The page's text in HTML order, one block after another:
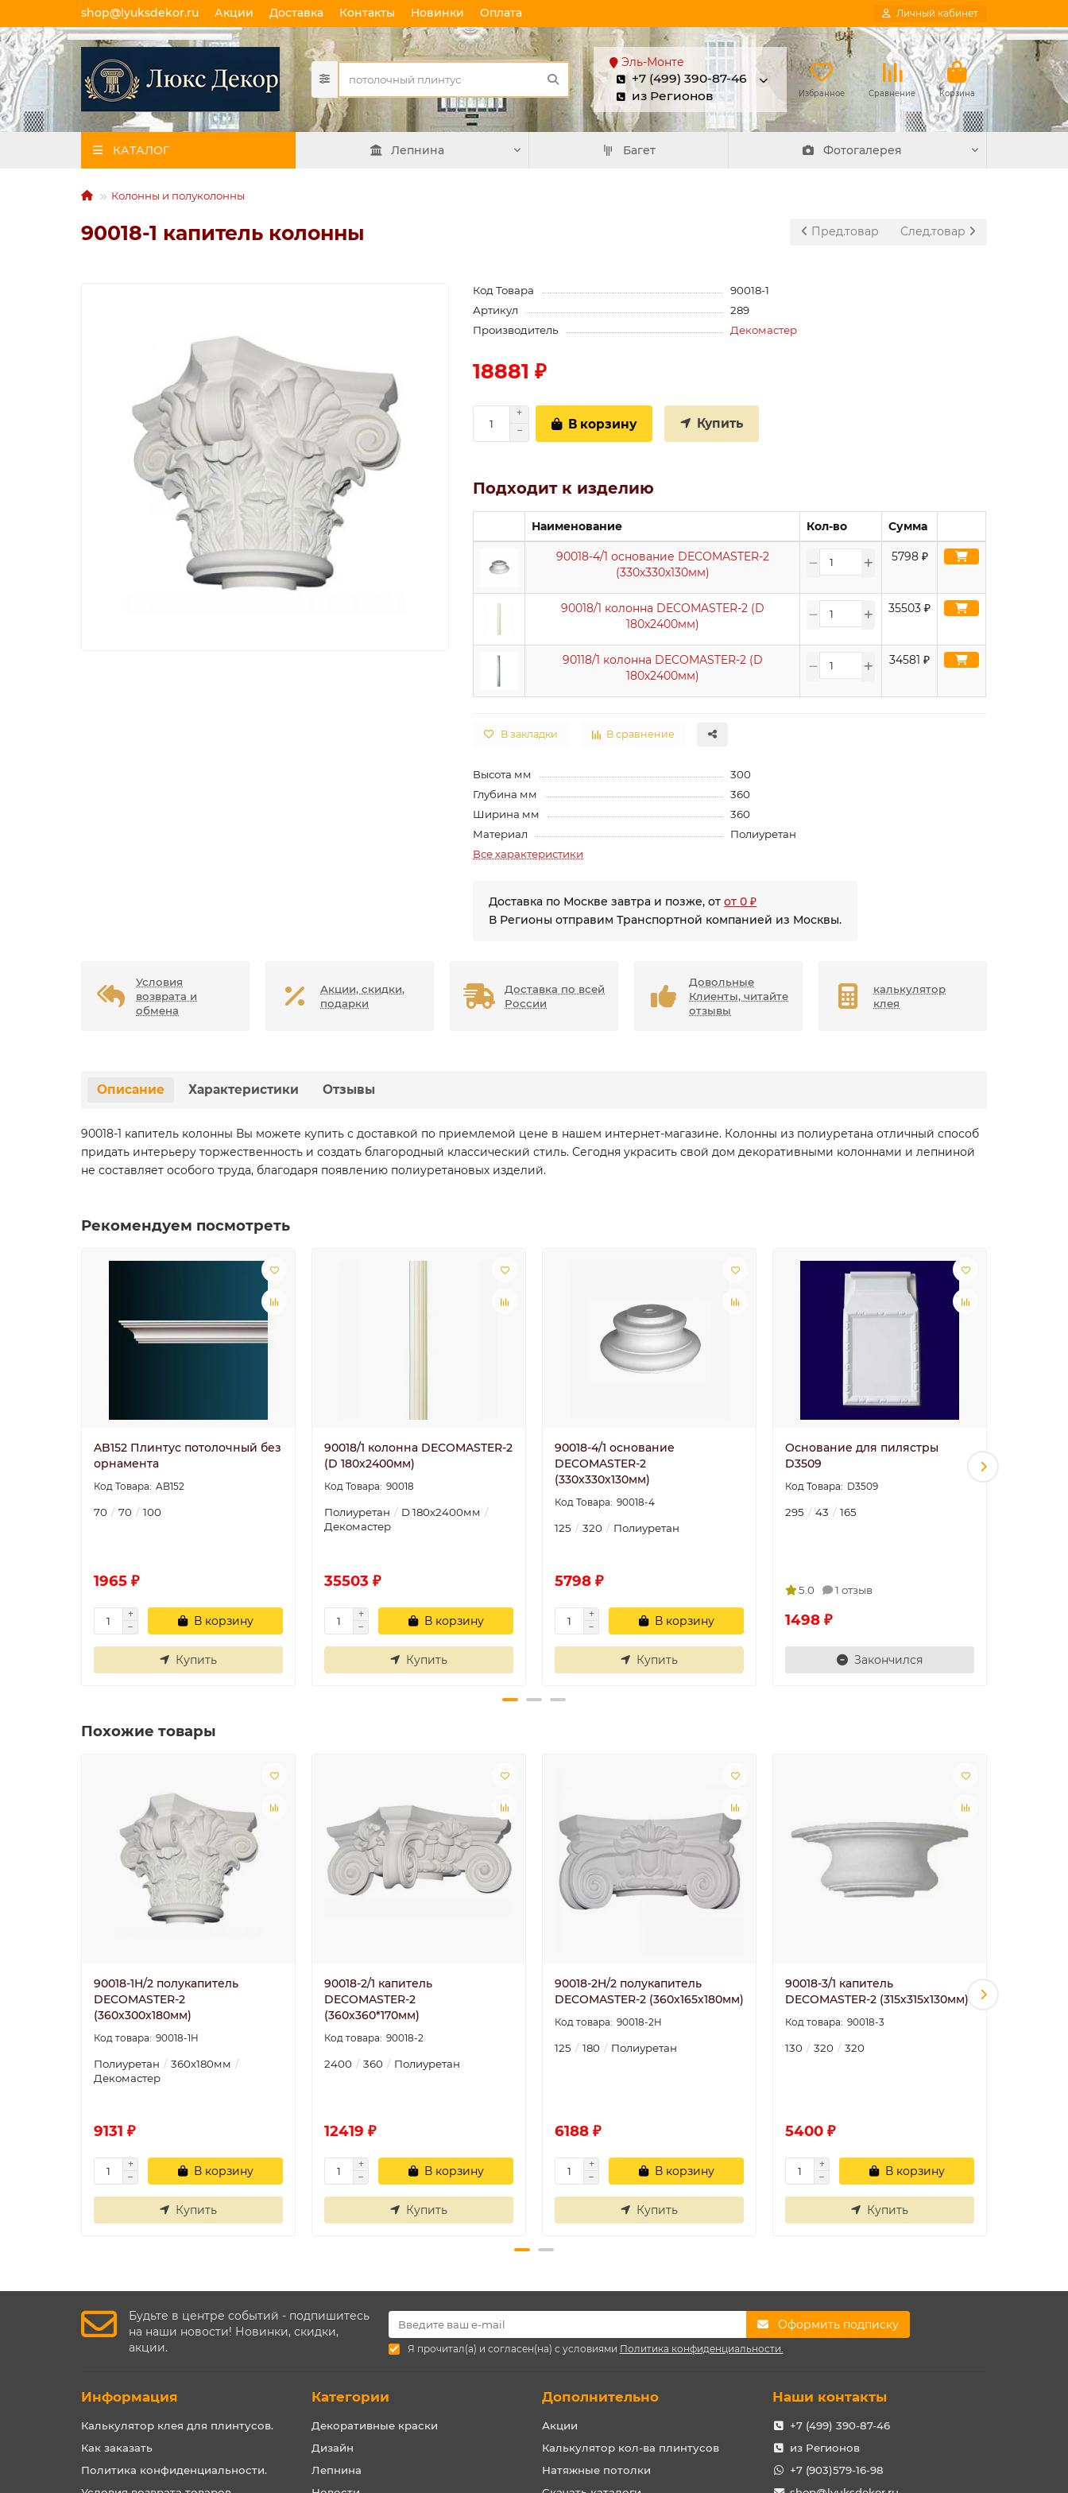
shop@lyuksdekor.ru Акции Доставка Контакты Новинки Оплата Личный кабинет
Эль-Монте
+7 (499) 390-87-46
из Регионов
Избранное Сравнение Корзина
КАТАЛОГ Лепнина Багет Фотогалерея
Колонны и полуколонны
Пред.товар След.товар
90018-1 капитель колонны
Код Товара
90018-1
Артикул
289
Производитель
Декомастер
18881 ₽
В корзину Купить
Подходит к изделию
Наименование Кол-во Сумма
90018-4/1 основание DECOMASTER-2
(330х330х130мм)
5798₽
90018/1 колонна DECOMASTER-2 (D
180х2400мм)
35503 ₽
90118/1 колонна DECOMASTER-2 (D
180х2400мм)
34581 ₽
В закладки В сравнение
Высота мм
300
Глубина мм
360
Ширина мм
360
Материал
Полиуретан
Все характеристики
Доставка по Москве завтра и позже, отот 0 ₽
В Регионы отправим Транспортной компанией из Москвы.
Условия
возврата и
обмена
Акции, скидки,
подарки
Доставка по всей
России
Довольные
Клиенты, читайте
отзывы
калькулятор
клея
Описание Характеристики Отзывы
90018-1 капитель колонны Вы можете купить с доставкой по приемлемой цене в нашем интернет-магазине. Колонны из полиуретана отличный способ
придать интерьеру торжественность и создать благородный классический стиль. Сегодня украсить свой дом декоративными колоннами и лепниной
не составляет особого труда, благодаря появлению полиуретановых изделий.
Рекомендуем посмотреть
AB152 Плинтус потолочный без
орнамента
AB152
70 70 100
1965 ₽
В корзину
Купить
90018/1 колонна DECOMASTER-2
(D 180х2400мм)
90018
Полиуретан
D 180х2400мм
Декомастер
35503 ₽
В корзину
Купить
90018-4/1 основание
DECOMASTER-2
(330х330х130мм)
90018-4
125 320 Полиуретан
5798 ₽
В корзину
Купить
Основание для пилястры
D3509
D3509
295 43 165
5.0 1 отзыв
1498 ₽
Закончился
Похожие товары
90018-1H/2 полукапитель
DECOMASTER-2
(360х300х180мм)
90018-1H
Полиуретан
360х180мм
Декомастер
9131 ₽
В корзину
Купить
90018-2/1 капитель
DECOMASTER-2
(360х360*170мм)
90018-2
2400 360 Полиуретан
12419 ₽
В корзину
Купить
90018-2H/2 полукапитель
DECOMASTER-2 (360х165х180мм)
90018-2H
125 180 Полиуретан
6188 ₽
В корзину
Купить
90018-3/1 капитель
DECOMASTER-2 (315х315х130мм)
90018-3
130 320 320
5400 ₽
В корзину
Купить
Будьте в центре событий - подпишитесь
на наши новости! Новинки, скидки,
акции.
Оформить подписку
Я прочитал(а) и согласен(на) с условиями Политика конфиденциальности.
Информация
Калькулятор клея для плинтусов.
Как заказать
Политика конфиденциальности.
Категории
Декоративные краски
Дизайн
Лепнина
Дополнительно
Акции
Калькулятор кол-ва плинтусов
Натяжные потолки
Наши контакты
+7 (499) 390-87-46
из Регионов
+7 (903)579-16-98